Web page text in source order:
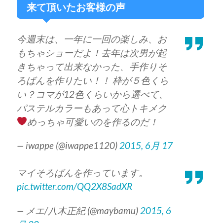
来て頂いたお客様の声
今週末は、一年に一回の楽しみ、お
もちゃショーだよ！去年は次男が起
きちゃって出来なかった、手作りそ
ろばんを作りたい！！ 枠が５色くら
い？コマが12色くらいから選べて、
パステルカラーもあって心トキメク
めっちゃ可愛いのを作るのだ！
— iwappe (@iwappe1120) 2015, 6月 17
マイそろばんを作っています。
pic.twitter.com/QQ2X8SadXR
— メエ/八木正紀 (@maybamu) 2015, 6